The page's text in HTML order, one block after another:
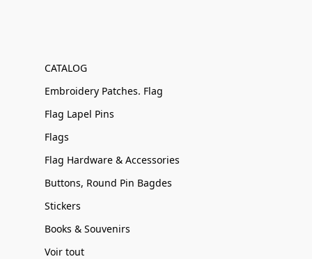
CATALOG
Embroidery Patches. Flag
Flag Lapel Pins
Flags
Flag Hardware & Accessories
Buttons, Round Pin Bagdes
Stickers
Books & Souvenirs
Voir tout